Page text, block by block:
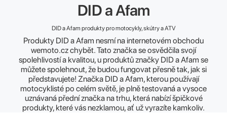
DID a Afam
DID a Afam produkty pro motocykly, skútry a ATV
Produkty DID a Afam nesmí na internetovém obchodu
wemoto.cz chybět. Tato značka se osvědčila svojí
spolehlivostí a kvalitou, u produktů značky DID a Afam se
můžete spolehnout, že budou fungovat přesně tak, jak si
představujete! Značka DID a Afam, kterou používají
motocyklisté po celém světě, je plně testovaná a vysoce
uznávaná přední značka na trhu, která nabízí špičkové
produkty, které vás nezklamou, ať už vyrazíte kamkoliv.